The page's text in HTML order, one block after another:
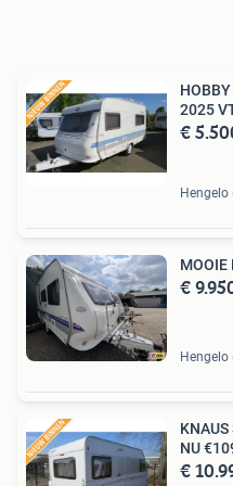
2025
€
Hengelo
MOOIE
€
Hengelo
NU
€